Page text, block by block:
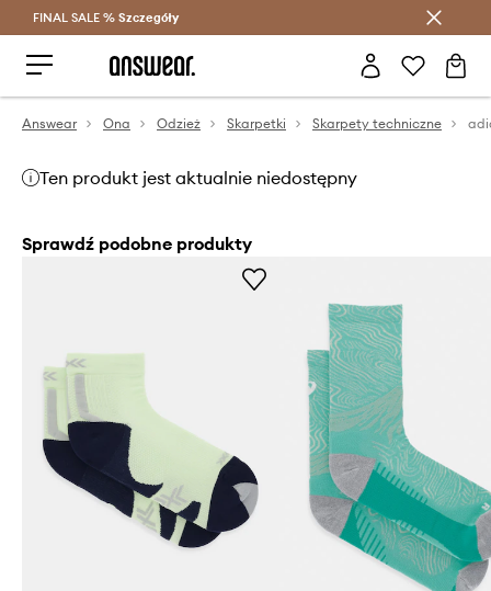
Oszczędzaj z Answear Club >
FINAL SALE % Szczegóły
Answear Ona Odzież Skarpetki Skarpety techniczne
Ten produkt jest aktualnie niedostępny
Sprawdź podobne produkty